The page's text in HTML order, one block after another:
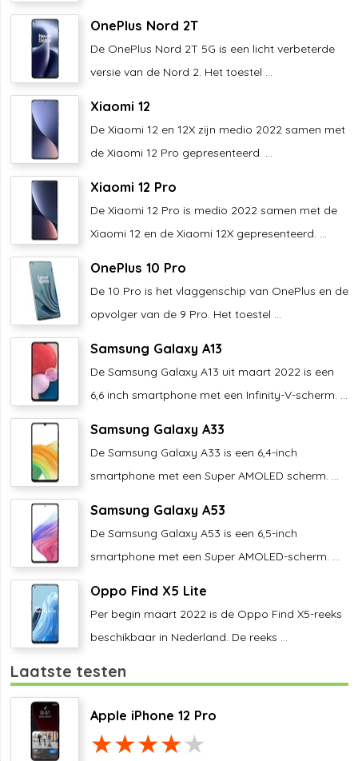
OnePlus Nord 2T
De OnePlus Nord 2T 5G is een licht verbeterde
versie van de Nord 2. Het toestel ...
Xiaomi 12
De Xiaomi 12 en 12X zijn medio 2022 samen met
de Xiaomi 12 Pro gepresenteerd. ...
Xiaomi 12 Pro
De Xiaomi 12 Pro is medio 2022 samen met de
Xiaomi 12 en de Xiaomi 12X gepresenteerd. ...
OnePlus 10 Pro
De 10 Pro is het vlaggenschip van OnePlus en de
opvolger van de 9 Pro. Het toestel ...
Samsung Galaxy A13
De Samsung Galaxy A13 uit maart 2022 is een
6,6 inch smartphone met een Infinity-V-scherm. ...
Samsung Galaxy A33
De Samsung Galaxy A33 is een 6,4-inch
smartphone met een Super AMOLED scherm. ...
Samsung Galaxy A53
De Samsung Galaxy A53 is een 6,5-inch
smartphone met een Super AMOLED-scherm. ...
Oppo Find X5 Lite
Per begin maart 2022 is de Oppo Find X5-reeks
beschikbaar in Nederland. De reeks ...
Laatste testen
Apple iPhone 12 Pro